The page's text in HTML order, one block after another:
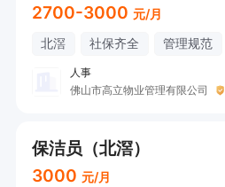
2700-3000 元/月
北滘 社保齐全 管理规范
人事
佛山市高立物业管理有限公司
保洁员（北滘）
3000 元/月